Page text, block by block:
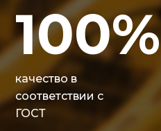
100%
качество в
соответствии с
ГОСТ